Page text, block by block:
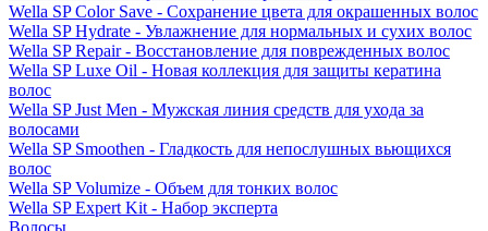
Wella SP Color Save - Сохранение цвета для окрашенных волос
Wella SP Hydrate - Увлажнение для нормальных и сухих волос
Wella SP Repair - Восстановление для поврежденных волос
Wella SP Luxe Oil - Новая коллекция для защиты кератина
волос
Wella SP Just Men - Мужская линия средств для ухода за
волосами
Wella SP Smoothen - Гладкость для непослушных вьющихся
волос
Wella SP Volumize - Объем для тонких волос
Wella SP Expert Kit - Набор эксперта
Волосы